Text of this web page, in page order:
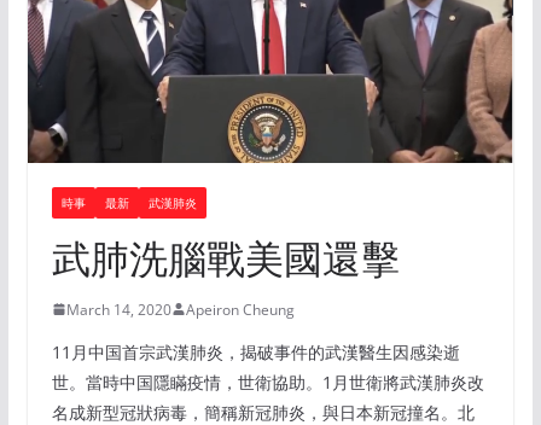
時事 最新 武漢肺炎
武肺洗腦戰美國還擊
March 14, 2020 Apeiron Cheung
11月中国首宗武漢肺炎，揭破事件的武漢醫生因感染逝
世。當時中国隱瞞疫情，世衛協助。1月世衛將武漢肺炎改
名成新型冠狀病毒，簡稱新冠肺炎，與日本新冠撞名。北